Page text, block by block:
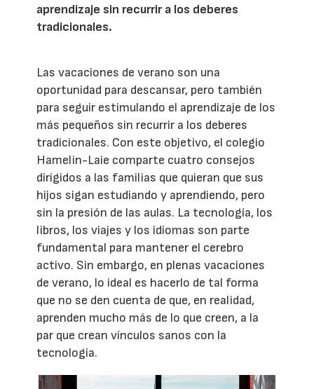
aprendizaje sin recurrir a los deberes
tradicionales.
Las vacaciones de verano son una
oportunidad para descansar, pero también
para seguir estimulando el aprendizaje de los
más pequeños sin recurrir a los deberes
tradicionales. Con este objetivo, el colegio
Hamelin-Laie comparte cuatro consejos
dirigidos a las familias que quieran que sus
hijos sigan estudiando y aprendiendo, pero
sin la presión de las aulas. La tecnología, los
libros, los viajes y los idiomas son parte
fundamental para mantener el cerebro
activo. Sin embargo, en plenas vacaciones
de verano, lo ideal es hacerlo de tal forma
que no se den cuenta de que, en realidad,
aprenden mucho más de lo que creen, a la
par que crean vínculos sanos con la
tecnología.